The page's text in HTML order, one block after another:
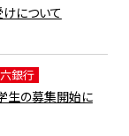
けについて
銀行
生の募集開始に